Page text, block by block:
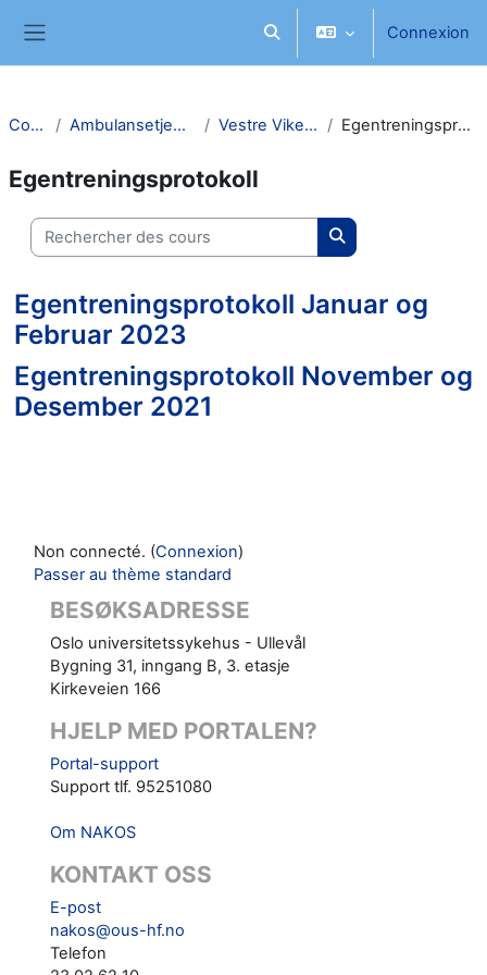
Activer/désactiver la saisie
Connexion
Cours Ambulansetjenester Vestre Viken HF Egentreningsprotokoll
Egentreningsprotokoll
Rechercher des cours
Rechercher des
Egentreningsprotokoll Januar og
Februar 2023
Egentreningsprotokoll November og
Desember 2021
Non connecté. (Connexion)
Passer au thème standard
BESØKSADRESSE
Oslo universitetssykehus - Ullevål
Bygning 31, inngang B, 3. etasje
Kirkeveien 166
HJELP MED PORTALEN?
Portal-support
Support tlf. 95251080
Om NAKOS
KONTAKT OSS
E-post
nakos@ous-hf.no
Telefon